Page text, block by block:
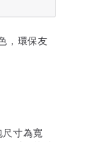
，環保友
寸為寬